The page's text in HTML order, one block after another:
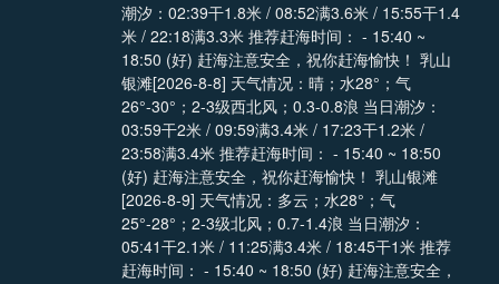
潮汐：02:39干1.8米 / 08:52满3.6米 / 15:55干1.4
米 / 22:18满3.3米 推荐赶海时间： - 15:40 ~
18:50 (好) 赶海注意安全，祝你赶海愉快！ 乳山
银滩[2026-8-8] 天气情况：晴；水28°；气
26°-30°；2-3级西北风；0.3-0.8浪 当日潮汐：
03:59干2米 / 09:59满3.4米 / 17:23干1.2米 /
23:58满3.4米 推荐赶海时间： - 15:40 ~ 18:50
(好) 赶海注意安全，祝你赶海愉快！ 乳山银滩
[2026-8-9] 天气情况：多云；水28°；气
25°-28°；2-3级北风；0.7-1.4浪 当日潮汐：
05:41干2.1米 / 11:25满3.4米 / 18:45干1米 推荐
赶海时间： - 15:40 ~ 18:50 (好) 赶海注意安全，